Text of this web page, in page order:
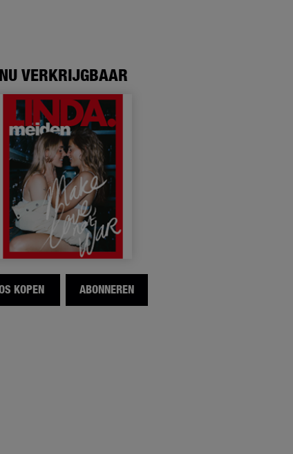
NU VERKRIJGBAAR
KOPEN ABONNEREN